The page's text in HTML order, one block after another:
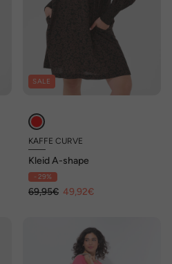
SALE
KAFFE CURVE
Kleid A-shape
- 29%
69,95€ 49,92€